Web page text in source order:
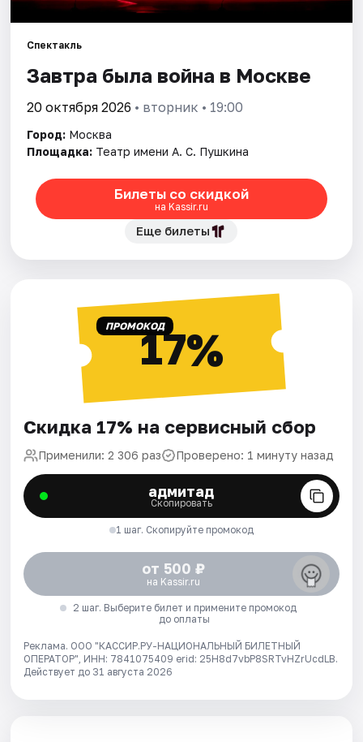
Города
Площадки
Артисты
Рейтинги
Спектакль
Завтра была война в Москве
20 октября 2026 • вторник • 19:00
Город: Москва
Площадка: Театр имени А. С. Пушкина
Билеты со скидкой
на Kassir.ru
Еще билеты
ПРОМОКОД17%
Скидка 17% на сервисный сбор
Применили: 2 306 раз Проверено: 1 минуту назад
адмитад
Скопировать
1 шаг. Скопируйте промокод
от 500 ₽
на Kassir.ru
2 шаг. Выберите билет и примените промокод
до оплаты
Реклама. ООО "КАССИР.РУ-НАЦИОНАЛЬНЫЙ БИЛЕТНЫЙ
ОПЕРАТОР", ИНН: 7841075409 erid: 25H8d7vbP8SRTvHZrUcdLB.
Действует до 31 августа 2026